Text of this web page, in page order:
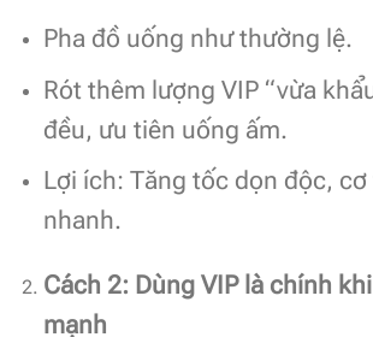
Pha đồ uống như thường lệ.
Rót thêm lượng VIP “vừa
đều, ưu tiên uống ấm.
Lợi ích: Tăng tốc dọn độc,
nhanh.
Cách 2: Dùng VIP là chính
mạnh